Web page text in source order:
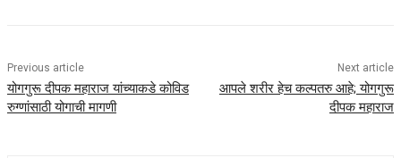
Previous article
योगगुरू दीपक महाराज यांच्याकडे कोविड
रुग्णांसाठी योगाची मागणी
Next article
आपले शरीर हेच कल्पतरु आहे; योगगुरू
दीपक महाराज